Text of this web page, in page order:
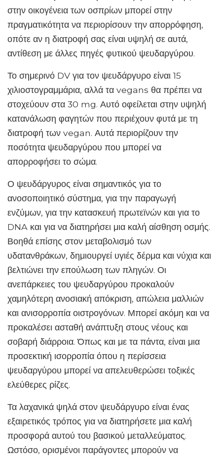
στην οικογένεια των οσπρίων μπορεί στην
πραγματικότητα να περιορίσουν την απορρόφηση,
οπότε αν η διατροφή σας είναι υψηλή σε αυτά,
αντίθεση με άλλες πηγές φυτικού ψευδαργύρου.
Το σημερινό DV για τον ψευδάργυρο είναι 15
χιλιοστογραμμάρια, αλλά τα vegans θα πρέπει να
στοχεύουν στα 30 mg. Αυτό οφείλεται στην υψηλή
κατανάλωση φαγητών που περιέχουν φυτά με τη
διατροφή των vegan. Αυτά περιορίζουν την
ποσότητα ψευδαργύρου που μπορεί να
απορροφήσει το σώμα.
Ο ψευδάργυρος είναι σημαντικός για το
ανοσοποιητικό σύστημα, για την παραγωγή
ενζύμων, για την κατασκευή πρωτεϊνών και για το
DNA και για να διατηρήσει μια καλή αίσθηση οσμής.
Βοηθά επίσης στον μεταβολισμό των
υδατανθράκων, δημιουργεί υγιές δέρμα και νύχια και
βελτιώνει την επούλωση των πληγών. Οι
ανεπάρκειες του ψευδαργύρου προκαλούν
χαμηλότερη ανοσιακή απόκριση, απώλεια μαλλιών
και ανισορροπία οιστρογόνων. Μπορεί ακόμη και να
προκαλέσει ασταθή ανάπτυξη στους νέους και
σοβαρή διάρροια. Όπως και με τα πάντα, είναι μια
προσεκτική ισορροπία όπου η περίσσεια
ψευδαργύρου μπορεί να απελευθερώσει τοξικές
ελεύθερες ρίζες.
Τα λαχανικά ψηλά στον ψευδάργυρο είναι ένας
εξαιρετικός τρόπος για να διατηρήσετε μια καλή
προσφορά αυτού του βασικού μεταλλεύματος.
Ωστόσο, ορισμένοι παράγοντες μπορούν να